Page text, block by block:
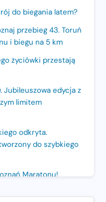
do biegania latem?
przebieg 43. Toruń
i biegu na 5 km
życiówki przestają
Jubileuszowa edycja z
limitem
odkryta.
do szybkiego
Maratonu!